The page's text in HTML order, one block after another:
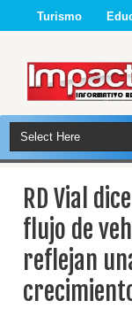
Turismo
RD Vial
flujo de
reflejan